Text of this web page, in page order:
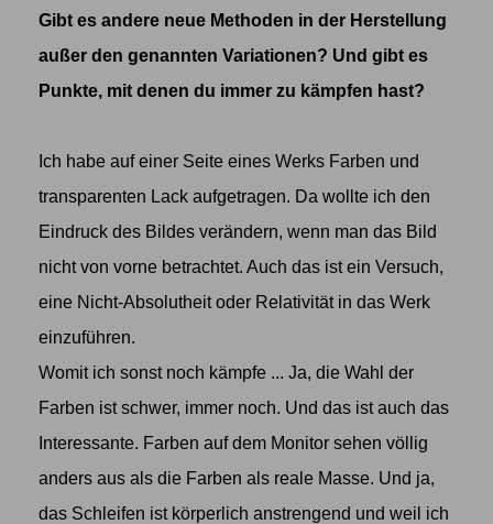
Gibt es andere neue Methoden in der Herstellung
außer den genannten Variationen? Und gibt es
Punkte, mit denen du immer zu kämpfen hast?
Ich habe auf einer Seite eines Werks Farben und
transparenten Lack aufgetragen. Da wollte ich den
Eindruck des Bildes verändern, wenn man das Bild
nicht von vorne betrachtet. Auch das ist ein Versuch,
eine Nicht-Absolutheit oder Relativität in das Werk
einzuführen.
Womit ich sonst noch kämpfe ... Ja, die Wahl der
Farben ist schwer, immer noch. Und das ist auch das
Interessante. Farben auf dem Monitor sehen völlig
anders aus als die Farben als reale Masse. Und ja,
das Schleifen ist körperlich anstrengend und weil ich